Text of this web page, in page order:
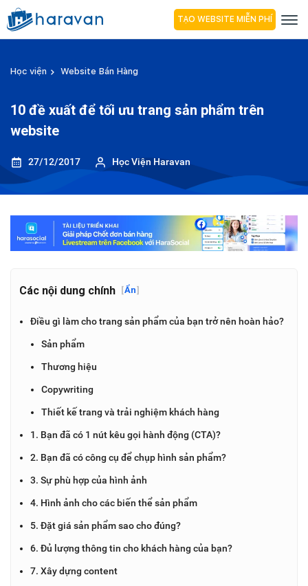
TẠO WEBSITE MIỄN PHÍ
Học viện Website Bán Hàng
10 đề xuất để tối ưu trang sản phẩm trên
website
27/12/2017 Học Viện Haravan
Các nội dung chính [Ẩn]
Điều gì làm cho trang sản phẩm của bạn trở nên hoàn hảo?
Sản phẩm
Thương hiệu
Copywriting
Thiết kế trang và trải nghiệm khách hàng
1. Bạn đã có 1 nút kêu gọi hành động (CTA)?
2. Bạn đã có công cụ để chụp hình sản phẩm?
3. Sự phù hợp của hình ảnh
4. Hình ảnh cho các biến thể sản phẩm
5. Đặt giá sản phẩm sao cho đúng?
6. Đủ lượng thông tin cho khách hàng của bạn?
7. Xây dựng content